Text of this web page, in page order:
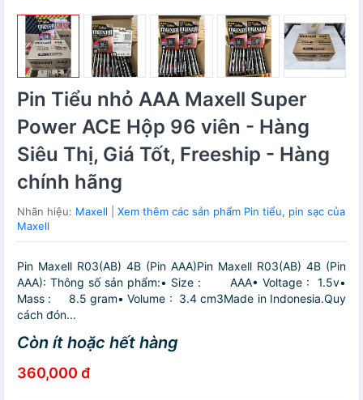
Pin Tiểu nhỏ AAA Maxell Super
Power ACE Hộp 96 viên - Hàng
Siêu Thị, Giá Tốt, Freeship - Hàng
chính hãng
Nhãn hiệu: Maxell
Xem thêm các sản phẩm Pin tiểu, pin sạc của
Maxell
Pin Maxell R03(AB) 4B (Pin AAA)Pin Maxell R03(AB) 4B (Pin
AAA): Thông số sản phẩm:• Size : AAA• Voltage : 1.5v•
Mass : 8.5 gram• Volume : 3.4 cm3Made in Indonesia.Quy
cách đón...
Còn ít hoặc hết hàng
360,000 đ